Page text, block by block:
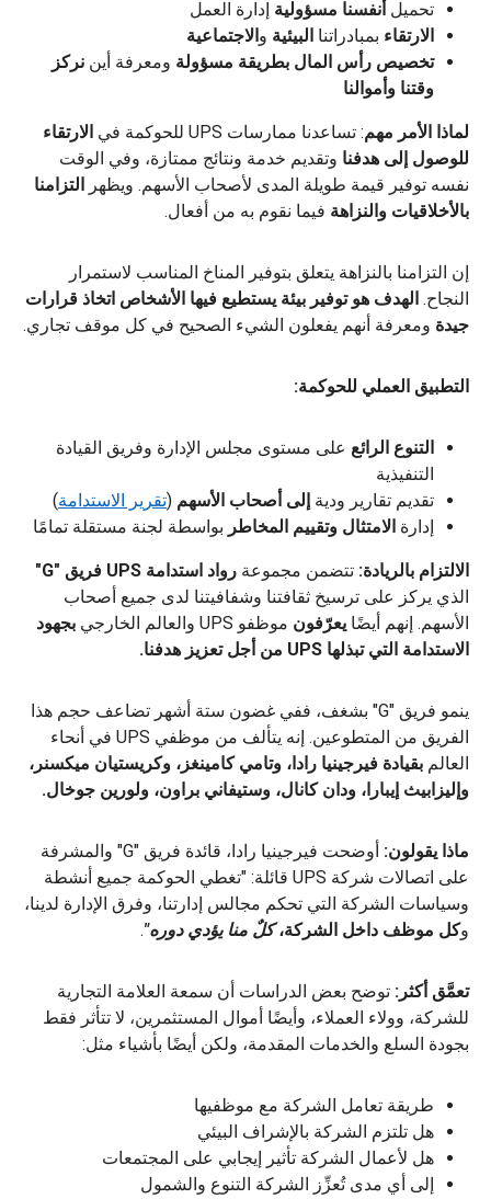
تحميل أنفسنا مسؤولية إدارة العمل
الارتقاء بمبادراتنا البيئية والاجتماعية
تخصيص رأس المال بطريقة مسؤولة ومعرفة أين نركز
وقتنا وأموالنا
لماذا الأمر مهم: تساعدنا ممارسات UPS للحوكمة في
الارتقاء
للوصول إلى هدفنا وتقديم خدمة ونتائج ممتازة، وفي الوقت
نفسه توفير قيمة طويلة المدى لأصحاب الأسهم. ويظهر التزامنا
بالأخلاقيات والنزاهة فيما نقوم به من أفعال.
إن التزامنا بالنزاهة يتعلق بتوفير المناخ المناسب لاستمرار
النجاح. الهدف هو توفير بيئة يستطيع فيها الأشخاص اتخاذ قرارات
جيدة ومعرفة أنهم يفعلون الشيء الصحيح في كل موقف تجاري.
التطبيق العملي للحوكمة:
التنوع الرائع على مستوى مجلس الإدارة وفريق القيادة
التنفيذية
تقديم تقارير ودية إلى أصحاب الأسهم (تقرير الاستدامة)
إدارة الامتثال وتقييم المخاطر بواسطة لجنة مستقلة تمامًا
الالتزام بالريادة: تتضمن مجموعة رواد استدامة UPS
فريق "G"
الذي يركز على ترسيخ ثقافتنا وشفافيتنا لدى جميع أصحاب
الأسهم. إنهم أيضًا يعرّفون موظفو UPS والعالم الخارجي
بجهود
الاستدامة التي تبذلها UPS من أجل تعزيز هدفنا.
ينمو فريق "G" بشغف، ففي غضون ستة أشهر تضاعف حجم هذا
الفريق من المتطوعين. إنه يتألف من موظفي UPS في أنحاء
العالم بقيادة فيرجينيا رادا، وتامي كامينغز، وكريستيان ميكسنر،
وإليزابيث إيبارا، ودان كانال، وستيفاني براون، ولورين جوخال.
ماذا يقولون:
أوضحت فيرجينيا رادا، قائدة فريق "G" والمشرفة
على اتصالات شركة UPS قائلة: "تغطي الحوكمة جميع أنشطة
وسياسات الشركة التي تحكم مجالس إدارتنا، وفرق الإدارة لدينا،
وكل موظف داخل الشركة،كلٌ منا يؤدي دوره".
تعمَّق أكثر: توضح بعض الدراسات أن سمعة العلامة التجارية
للشركة، وولاء العملاء، وأيضًا أموال المستثمرين، لا تتأثر فقط
بجودة السلع والخدمات المقدمة، ولكن أيضًا بأشياء مثل:
طريقة تعامل الشركة مع موظفيها
هل تلتزم الشركة بالإشراف البيئي
هل لأعمال الشركة تأثير إيجابي على المجتمعات
إلى أي مدى تُعزِّز الشركة التنوع والشمول